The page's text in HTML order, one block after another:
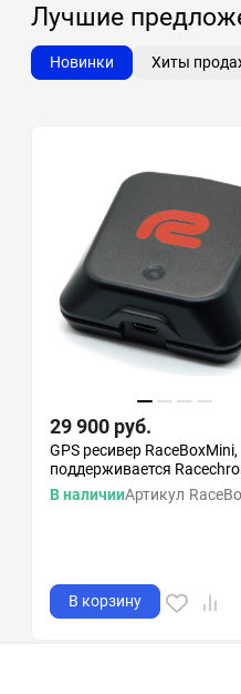
Лучшие
Новинки Хиты
29 900 руб.
GPS ресивер RaceBoxMini,
поддерживается
В наличииАртикул
В корзину